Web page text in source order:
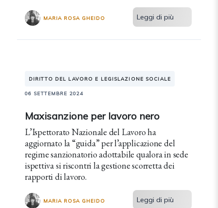
MARIA ROSA GHEIDO Leggi di più
DIRITTO DEL LAVORO E LEGISLAZIONE SOCIALE
06 SETTEMBRE 2024
Maxisanzione per lavoro nero
L’Ispettorato Nazionale del Lavoro ha
aggiornato la “guida” per l’applicazione del
regime sanzionatorio adottabile qualora in sede
ispettiva si riscontri la gestione scorretta dei
rapporti di lavoro.
MARIA ROSA GHEIDO Leggi di più